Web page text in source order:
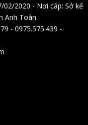
02/2020 - Nơi cấp: Sở kế
Anh Toàn
- 0975.575.439 -